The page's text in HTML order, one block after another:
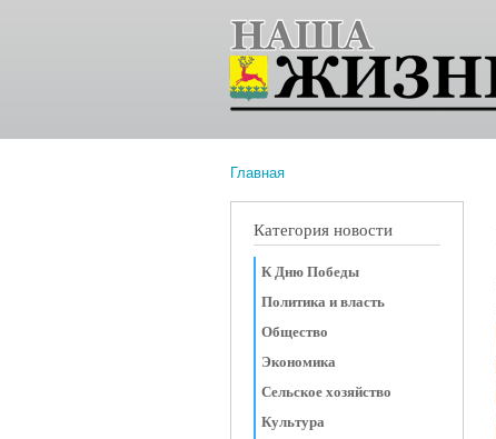
Главная
Категория новости
К Дню Победы
Политика и власть
Общество
Экономика
Сельское хозяйство
Культура